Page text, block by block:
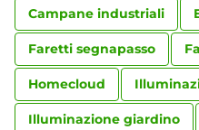
Campane industriali
Faretti segnapasso
Homecloud
Illuminazione giardino